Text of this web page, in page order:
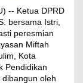
-- Ketua DPRD
bersama Istri,
peresmian
Miftah
Kota
Pendidikan
oleh